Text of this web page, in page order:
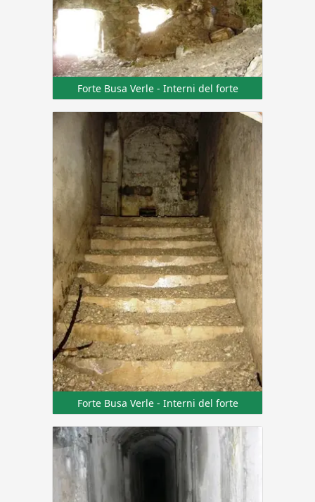
Forte Busa Verle - Interni del forte
Forte Busa Verle - Interni del forte